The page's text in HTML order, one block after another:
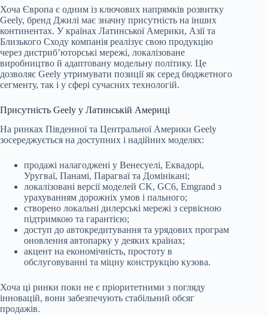
Хоча Європа є одним із ключових напрямків розвитку
Geely, бренд Джилі має значну присутність на інших
континентах. У країнах Латинської Америки, Азії та
Близького Сходу компанія реалізує свою продукцію
через дистриб’юторські мережі, локалізоване
виробництво й адаптовану модельну політику. Це
дозволяє Geely утримувати позиції як серед бюджетного
сегменту, так і у сфері сучасних технологій.
Присутність Geely у Латинській Америці
На ринках Південної та Центральної Америки Geely
зосереджується на доступних і надійних моделях:
продажі налагоджені у Венесуелі, Еквадорі,
Уругваї, Панамі, Парагваї та Домінікані;
локалізовані версії моделей CK, GC6, Emgrand з
урахуванням дорожніх умов і пального;
створено локальні дилерські мережі з сервісною
підтримкою та гарантією;
доступ до автокредитування та урядових програм
оновлення автопарку у деяких країнах;
акцент на економічність, простоту в
обслуговуванні та міцну конструкцію кузова.
Хоча ці ринки поки не є пріоритетними з погляду
інновацій, вони забезпечують стабільний обсяг
продажів.